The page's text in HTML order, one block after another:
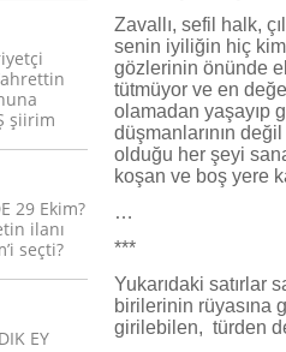
şiirim
29 Ekim?
ilanı
seçti?
EY
Zavallı, sefil halk,
senin iyiliğin hiç
gözlerinin önünde
tütmüyor ve en
olamadan yaşayıp
düşmanlarının
olduğu her şeyi
koşan ve boş yere
…
***
Yukarıdaki satırlar
birilerinin rüyasına
girilebilen, türden